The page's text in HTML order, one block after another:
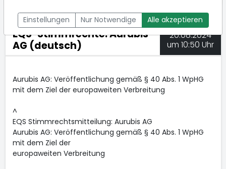
EQS-Stimmrechte: Aurubis
AG (deutsch)
20.08.2024
um 10:50 Uhr
Aurubis AG: Veröffentlichung gemäß § 40 Abs. 1 WpHG
mit dem Ziel der europaweiten Verbreitung
^
EQS Stimmrechtsmitteilung: Aurubis AG
Aurubis AG: Veröffentlichung gemäß § 40 Abs. 1 WpHG
mit dem Ziel der
europaweiten Verbreitung
Einstellungen Nur Notwendige Alle akzeptieren